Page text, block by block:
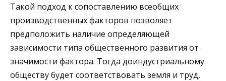
Такой подход к сопоставлению всеобщих
производственных факторов позволяет
предположить наличие определяющей
зависимости типа общественного развития от
значимости факто­ра. Тогда доиндустриальному
обществу будет соответствовать земля и труд,